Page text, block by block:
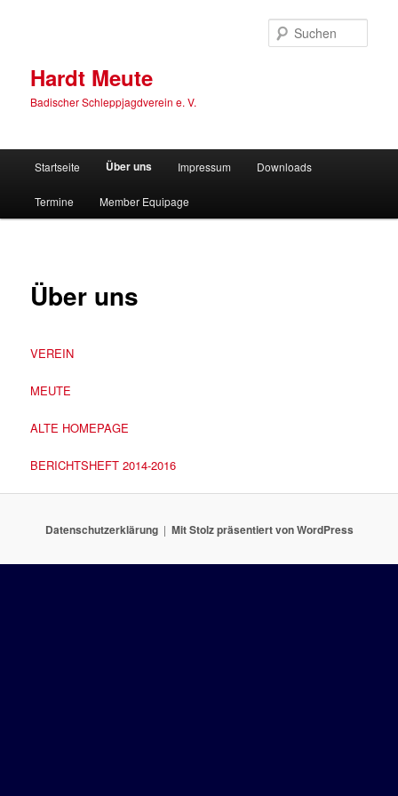
Hardt Meute
Badischer Schleppjagdverein e. V.
Startseite Über uns Impressum Downloads
Termine Member Equipage
Über uns
VEREIN
MEUTE
ALTE HOMEPAGE
BERICHTSHEFT 2014-2016
Datenschutzerklärung Mit Stolz präsentiert von WordPress